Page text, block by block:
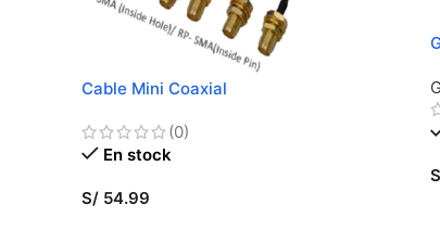
Cable Mini Coaxial
(0)
En stock
S/ 54.99